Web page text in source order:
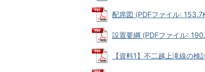
配席図 (PDFファイル:
設置要綱 (PDFファイル:
【資料1】不二越上滝線の